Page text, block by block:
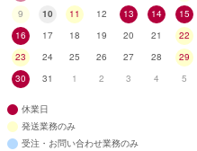
9
10 11 12 13 14
15
16
17 18 19 20 21
22
23
24 25 26 27 28
29
30
31 1 2 3 4 5
休業日
発送業務のみ
受注・お問い合わせ業務のみ